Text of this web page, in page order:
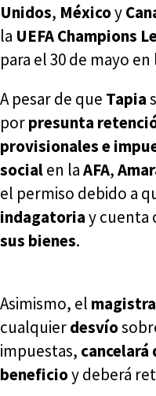
Unidos, Méxicoy
la UEFA Champions
para el 30 de mayo
A pesar de que Tapia
porpresunta
provisionales e
socialen laAFA,
el permiso debido a
indagatoriay cuenta
sus bienes.
Asimismo, el
cualquierdesvío
impuestas, cancelará
beneficioy deberá